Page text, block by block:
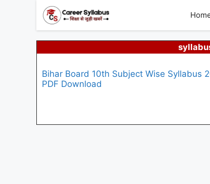
Bihar Board 10th Subject Wise Syllabus
PDF Download